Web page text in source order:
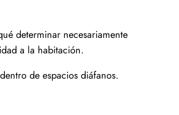
determinar necesariamente
a la habitación.
de espacios diáfanos.